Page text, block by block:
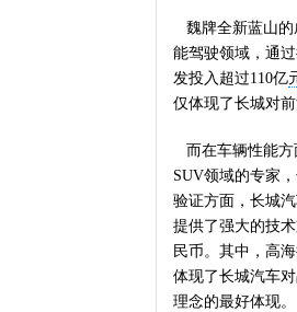
魏牌全新蓝山的
能驾驶领域，通
发投入超过110亿
仅体现了长城对
而在车辆性能方
SUV领域的专家
验证方面，长城
提供了强大的技
民币。其中，高
体现了长城汽车
理念的最好体现。